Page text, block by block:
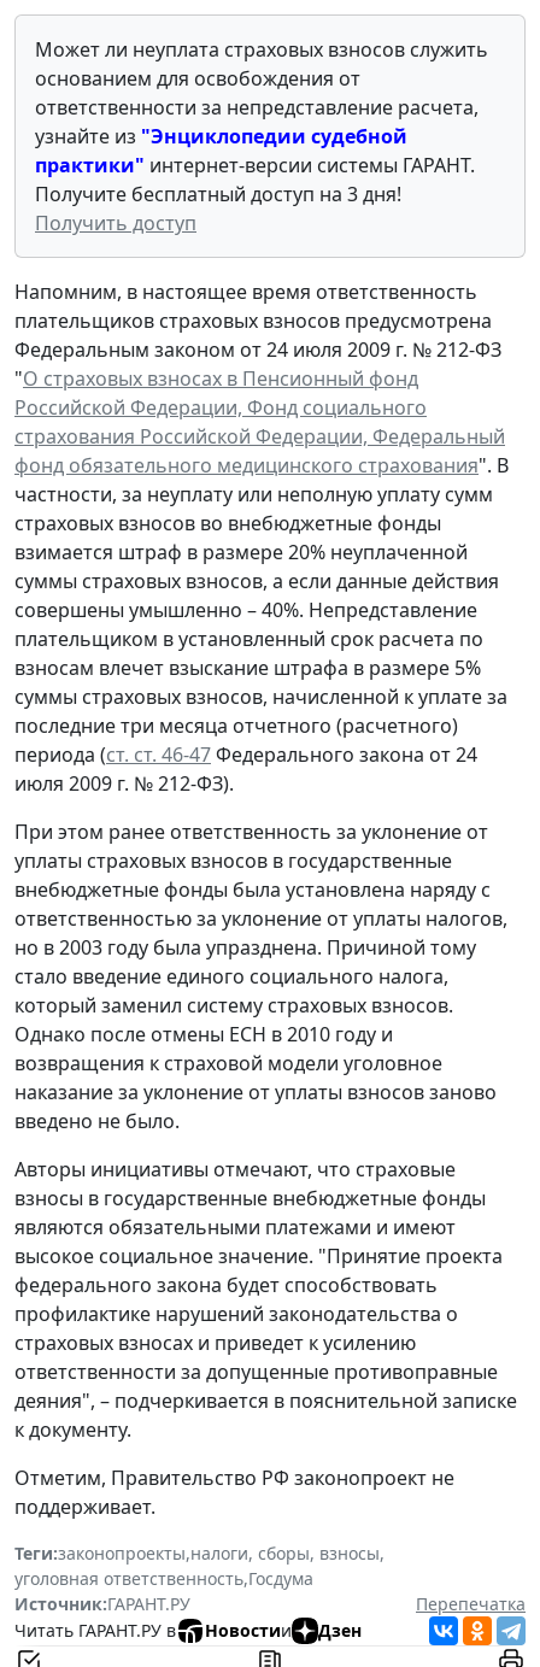
Может ли неуплата страховых взносов служить
основанием для освобождения от
ответственности за непредставление расчета,
узнайте из "Энциклопедии судебной
практики" интернет-версии системы ГАРАНТ.
Получите бесплатный доступ на 3 дня!
Получить доступ
Напомним, в настоящее время ответственность
плательщиков страховых взносов предусмотрена
Федеральным законом от 24 июля 2009 г. № 212-ФЗ
"О страховых взносах в Пенсионный фонд
Российской Федерации, Фонд социального
страхования Российской Федерации, Федеральный
фонд обязательного медицинского страхования". В
частности, за неуплату или неполную уплату сумм
страховых взносов во внебюджетные фонды
взимается штраф в размере 20% неуплаченной
суммы страховых взносов, а если данные действия
совершены умышленно – 40%. Непредставление
плательщиком в установленный срок расчета по
взносам влечет взыскание штрафа в размере 5%
суммы страховых взносов, начисленной к уплате за
последние три месяца отчетного (расчетного)
периода (ст. ст. 46-47Федерального закона от 24
июля 2009 г. № 212-ФЗ).
При этом ранее ответственность за уклонение от
уплаты страховых взносов в государственные
внебюджетные фонды была установлена наряду с
ответственностью за уклонение от уплаты налогов,
но в 2003 году была упразднена. Причиной тому
стало введение единого социального налога,
который заменил систему страховых взносов.
Однако после отмены ЕСН в 2010 году и
возвращения к страховой модели уголовное
наказание за уклонение от уплаты взносов заново
введено не было.
Авторы инициативы отмечают, что страховые
взносы в государственные внебюджетные фонды
являются обязательными платежами и имеют
высокое социальное значение. "Принятие проекта
федерального закона будет способствовать
профилактике нарушений законодательства о
страховых взносах и приведет к усилению
ответственности за допущенные противоправные
деяния", – подчеркивается в пояснительной записке
к документу.
Отметим, Правительство РФ законопроект не
поддерживает.
Теги:законопроекты,налоги, сборы, взносы,
уголовная ответственность,Госдума
Источник:ГАРАНТ.РУ
Перепечатка
Читать ГАРАНТ.РУ в
Новостии Дзен